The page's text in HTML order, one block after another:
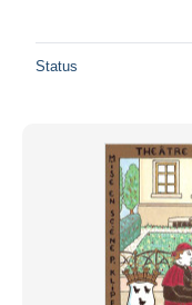
Status